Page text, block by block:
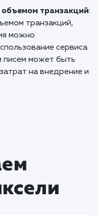
: Банки,
учреждения
услугой
информации о
актуализации
и улучшению
компания не